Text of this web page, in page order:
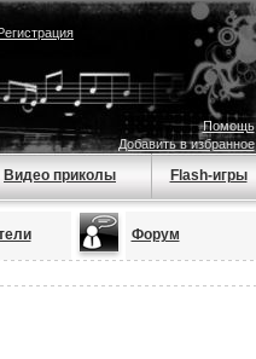
Помощь
Добавить в избранное
Видео приколы Flash-игры
Форум